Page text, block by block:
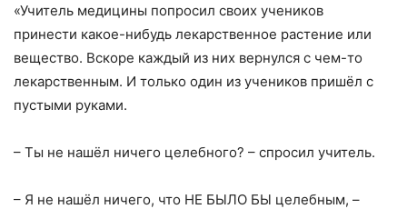
«Учитель медицины попросил своих учеников
принести какое-нибудь лекарственное растение или
вещество. Вскоре каждый из них вернулся с чем-то
лекарственным. И только один из учеников пришёл с
пустыми руками.
– Ты не нашёл ничего целебного? – спросил учитель.
– Я не нашёл ничего, что НЕ БЫЛО БЫ целебным, –